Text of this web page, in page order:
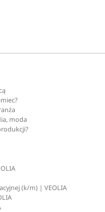
moda
(k/m) | VEOLIA